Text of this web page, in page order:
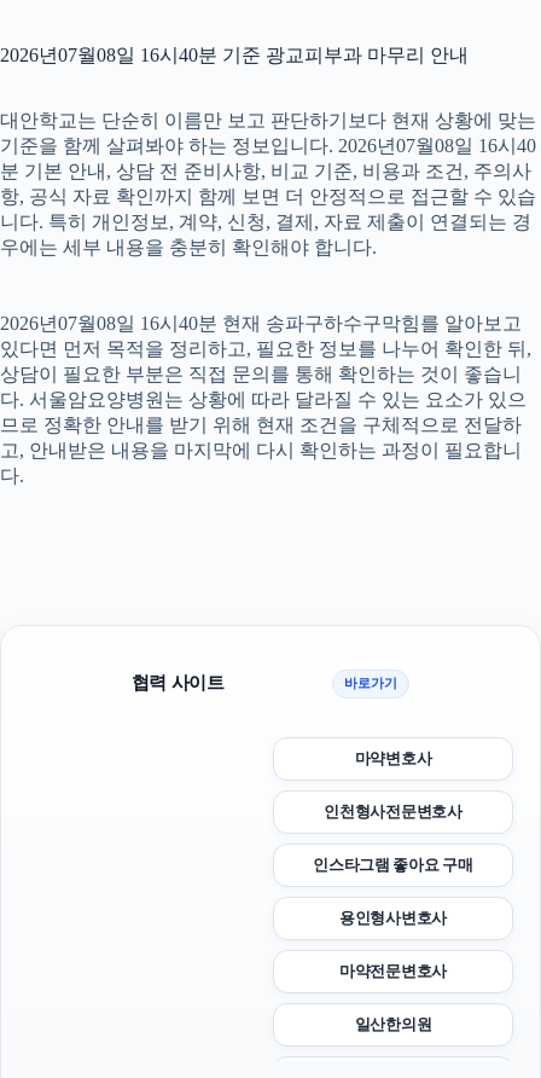
2026년07월08일 16시40분 기준 광교피부과 마무리 안내
대안학교는 단순히 이름만 보고 판단하기보다 현재 상황에 맞는
기준을 함께 살펴봐야 하는 정보입니다. 2026년07월08일 16시40
분 기본 안내, 상담 전 준비사항, 비교 기준, 비용과 조건, 주의사
항, 공식 자료 확인까지 함께 보면 더 안정적으로 접근할 수 있습
니다. 특히 개인정보, 계약, 신청, 결제, 자료 제출이 연결되는 경
우에는 세부 내용을 충분히 확인해야 합니다.
2026년07월08일 16시40분 현재 송파구하수구막힘를 알아보고
있다면 먼저 목적을 정리하고, 필요한 정보를 나누어 확인한 뒤,
상담이 필요한 부분은 직접 문의를 통해 확인하는 것이 좋습니
다. 서울암요양병원는 상황에 따라 달라질 수 있는 요소가 있으
므로 정확한 안내를 받기 위해 현재 조건을 구체적으로 전달하
고, 안내받은 내용을 마지막에 다시 확인하는 과정이 필요합니
다.
협력 사이트 바로가기
마약변호사
인천형사전문변호사
인스타그램 좋아요 구매
용인형사변호사
마약전문변호사
일산한의원